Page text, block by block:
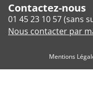
Contactez-nous
01 45 23 10 57 (sans
Nous contacter par
Mentions